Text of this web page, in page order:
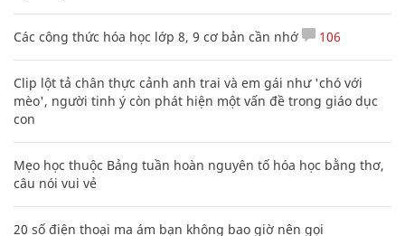
Các công thức hóa học lớp 8, 9 cơ bản cần nhớ 106
Clip lột tả chân thực cảnh anh trai và em gái như 'chó với
mèo', người tinh ý còn phát hiện một vấn đề trong giáo dục
con
Mẹo học thuộc Bảng tuần hoàn nguyên tố hóa học bằng thơ,
câu nói vui vẻ
20 số điện thoại ma ám bạn không bao giờ nên gọi